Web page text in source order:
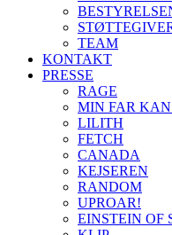
TEAM
KONTAKT
PRESSE
RAGE
MIN FAR
LILITH
FETCH
CANADA
KEJSEREN
RANDOM
UPROAR!
EINSTEIN OF